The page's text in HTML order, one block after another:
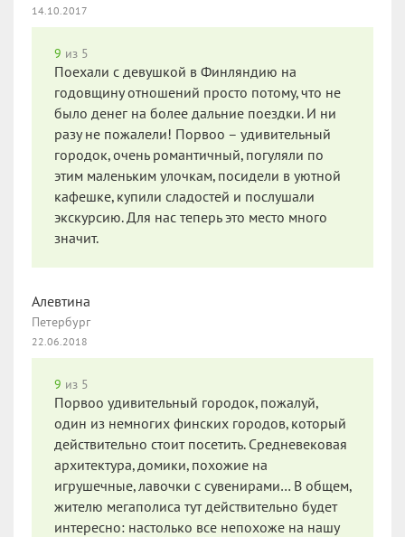
14.10.2017
9 из 5
Поехали с девушкой в Финляндию на
годовщину отношений просто потому, что не
было денег на более дальние поездки. И ни
разу не пожалели! Порвоо – удивительный
городок, очень романтичный, погуляли по
этим маленьким улочкам, посидели в уютной
кафешке, купили сладостей и послушали
экскурсию. Для нас теперь это место много
значит.
Алевтина
Петербург
22.06.2018
9 из 5
Порвоо удивительный городок, пожалуй,
один из немногих финских городов, который
действительно стоит посетить. Средневековая
архитектура, домики, похожие на
игрушечные, лавочки с сувенирами… В общем,
жителю мегаполиса тут действительно будет
интересно: настолько все непохоже на нашу